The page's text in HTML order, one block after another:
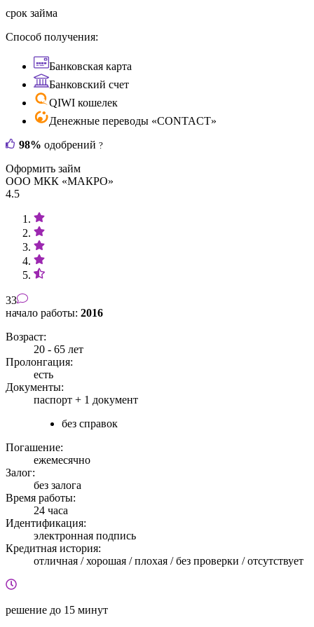
срок займа
Способ получения:
Банковская карта
Банковский счет
QIWI кошелек
Денежные переводы «CONTACT»
98% одобрений ?
Оформить займ
ООО МКК «МАКРО»
4.5
33
начало работы: 2016
Возраст:
20 - 65 лет
Пролонгация:
есть
Документы:
паспорт + 1 документ
без справок
Погашение:
ежемесячно
Залог:
без залога
Время работы:
24 часа
Идентификация:
электронная подпись
Кредитная история:
отличная / хорошая / плохая / без проверки / отсутствует
решение до 15 минут